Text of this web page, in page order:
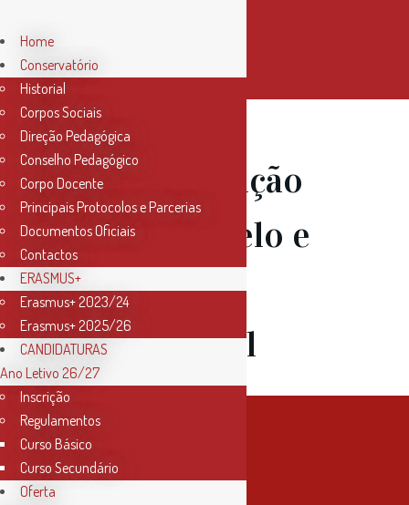
18 Nov
Audição
de Violoncelo e
Flauta
Transversal
Home
Conservatório
Historial
Corpos Sociais
Direção Pedagógica
Conselho Pedagógico
Corpo Docente
Principais Protocolos e Parcerias
Documentos Oficiais
Contactos
ERASMUS+
Erasmus+ 2023/24
Erasmus+ 2025/26
CANDIDATURAS
Ano Letivo 26/27
Inscrição
Regulamentos
Curso Básico
Curso Secundário
Oferta